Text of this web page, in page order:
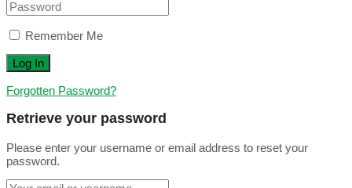
Remember Me
Forgotten Password?
Retrieve your password
Please enter your username or email address to reset your
password.